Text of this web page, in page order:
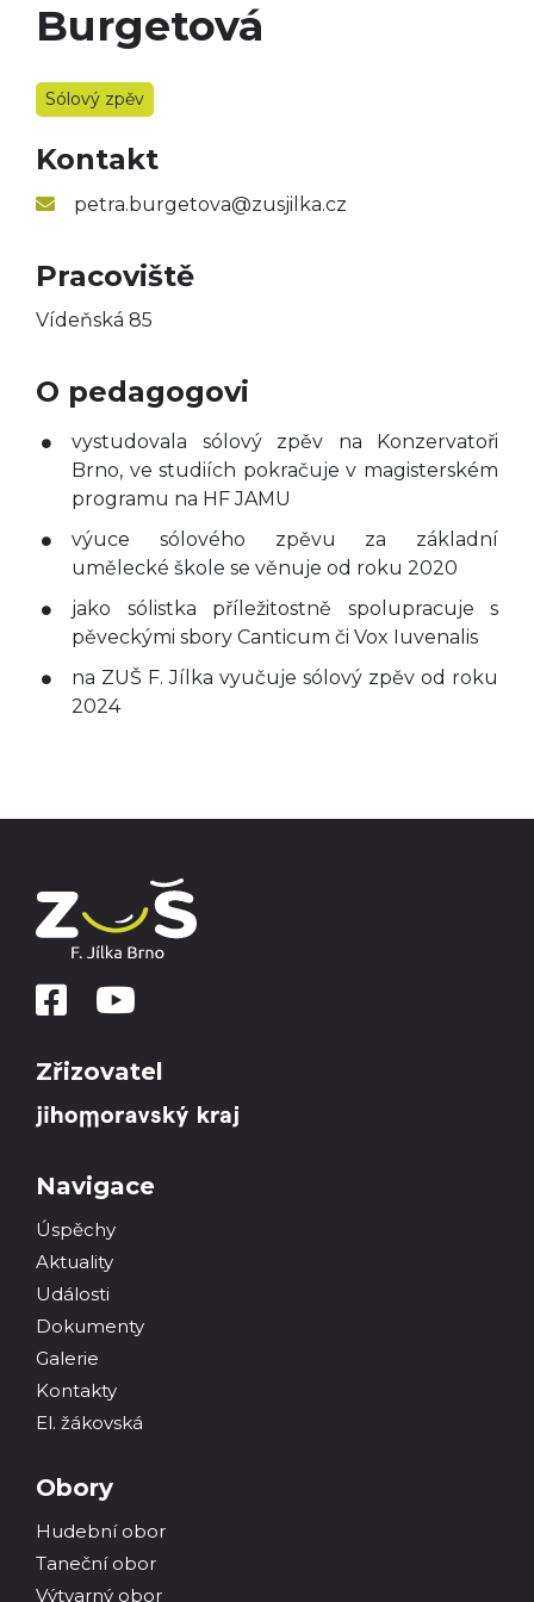
Burgetová
Sólový zpěv
Kontakt
petra.burgetova@zusjilka.cz
Pracoviště
Vídeňská 85
O pedagogovi
vystudovala sólový zpěv na Konzervatoři
Brno, ve studiích pokračuje v magisterském
programu na HF JAMU
výuce sólového zpěvu za základní
umělecké škole se věnuje od roku 2020
jako sólistka příležitostně spolupracuje s
pěveckými sbory Canticum či Vox Iuvenalis
na ZUŠ F. Jílka vyučuje sólový zpěv od roku
2024
Zřizovatel
Navigace
Úspěchy
Aktuality
Události
Dokumenty
Galerie
Kontakty
El. žákovská
Obory
Hudební obor
Taneční obor
Výtvarný obor
Taneční obor
Literárně-dramatický